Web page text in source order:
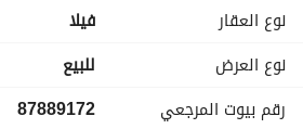
عدد الغرف: 11 غرفة نوم واسعة
عدد دورات المياه: 8 دورات مياه
صالات معيشة رحبة مثالية للعائلات
مطبخ قابل للتخصيص حسب ذوقك
حوش خاص يوفر مساحة خارجية مريحة
نوع العقار
فیلا
نوع العرض
للبيع
رقم بيوت المرجعي
87889172